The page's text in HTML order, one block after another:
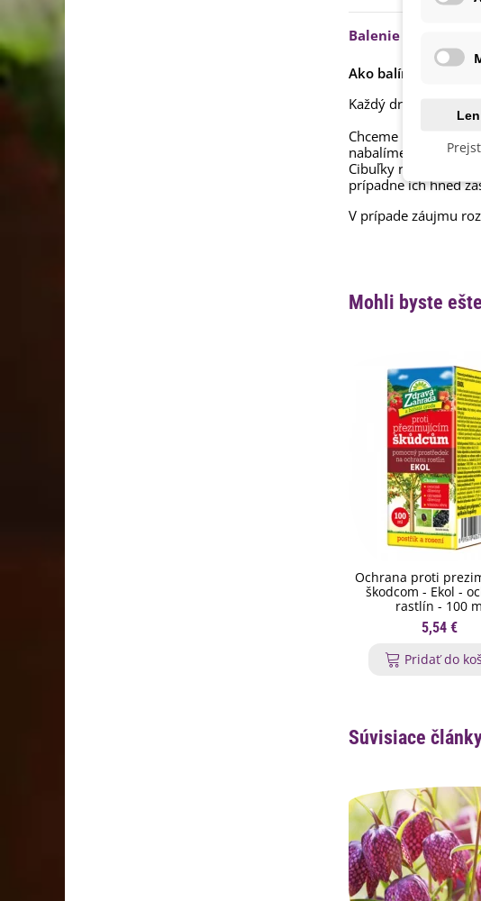
Balenie cibuľovín
Ako balíme
Každý druh cibuliek
Chceme byť šetrní k
nabalíme
Cibuľky ručne
prípadne ich hneď
V prípade záujmu
Mohli byste
Ochrana proti
škodcom - Ekol -
rastlín - 100
5,54 €
Pridať do
Súvisiace